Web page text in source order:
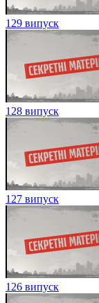
129 випуск
128 випуск
127 випуск
126 випуск